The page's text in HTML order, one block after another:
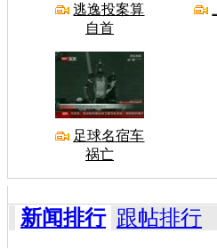
逃逸投案算
自首
足球名宿车
祸亡
新闻排行 跟帖排行